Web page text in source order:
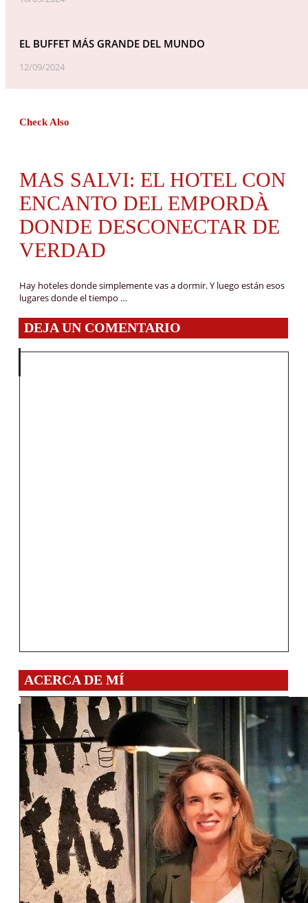
EL BUFFET MÁS GRANDE DEL MUNDO
12/09/2024
Check Also
MAS SALVI: EL HOTEL CON
ENCANTO DEL EMPORDÀ
DONDE DESCONECTAR DE
VERDAD
Hay hoteles donde simplemente vas a dormir. Y luego están esos
lugares donde el tiempo …
DEJA UN COMENTARIO
ACERCA DE MÍ